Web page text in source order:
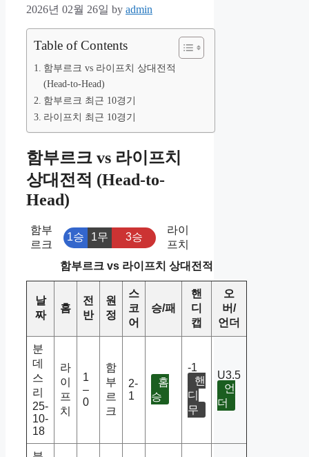
2026년 02월 26일 by admin
Table of Contents
함부르크 vs 라이프치 상대전적
(Head-to-Head)
함부르크 최근 10경기
라이프치 최근 10경기
함부르크 vs 라이프치
상대전적 (Head-to-
Head)
함부
르크
1승 1무 3승
라이
프치
함부르크 vs 라이프치 상대전적
날
짜
홈
전
반
원
정
스
코
어
승/패
핸
디
캡
오
버/
언더
분
데
스
리
25-
10-
18
라
이
프
치
1
–
0
함
부
르
크
2-
1
홈
승
-1
핸
디
무
U3.5
언
더